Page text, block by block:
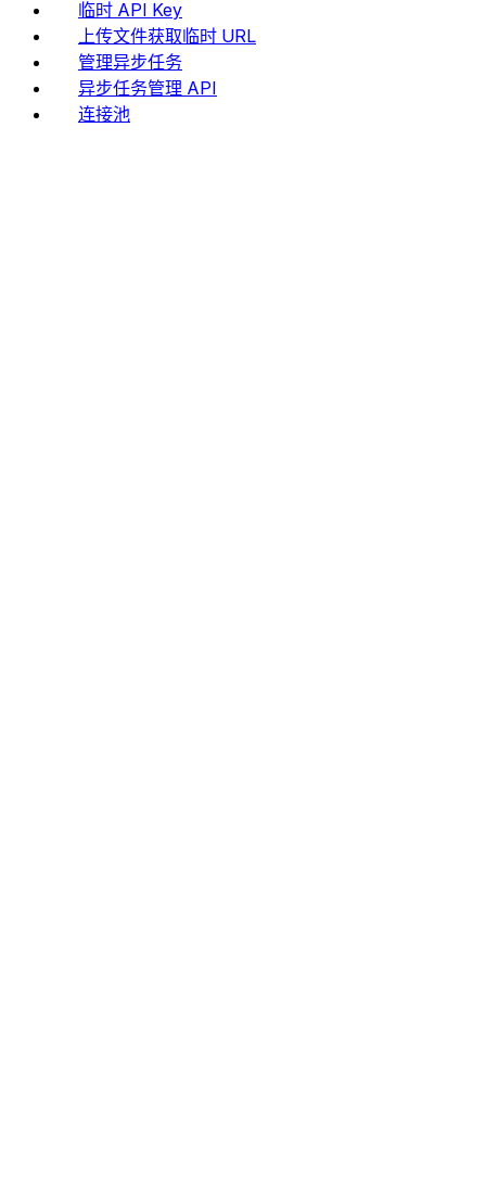
临时 API Key
上传文件获取临时 URL
管理异步任务
异步任务管理 API
连接池